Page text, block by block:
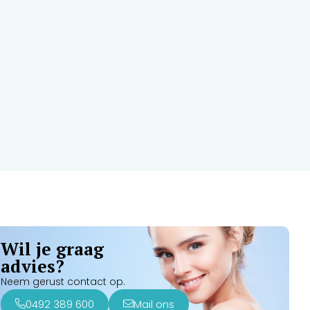
Wil je graag
advies?
Neem gerust contact op.
0492 389 600 Mail ons